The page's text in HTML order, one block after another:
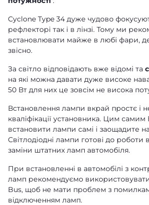
Cyclone Type 34 дуже чудово
рефлекторі так і в лінзі. Тому ми
встановлювати майже в любі фари,
звісно.
За світло відповідають вже відомі та
на які можна давати дуже високе
50 Вт для них це зовсім не висока
Встановлення лампи вкрай простє і
кваліфікації установника. Цим
встановити лампи самі і заощадите
Світлодіодні лампи готові до роботи
заміни штатних ламп автомобіля.
При встановленні в автомобілі з
ламп рекомендуємо
Bus, щоб не мати проблем з
відключенням ламп.